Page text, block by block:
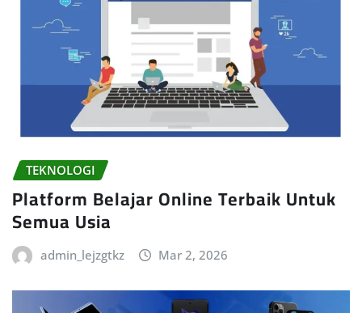
TEKNOLOGI
Platform Belajar Online Terbaik Untuk
Semua Usia
admin_lejzgtkz Mar 2, 2026